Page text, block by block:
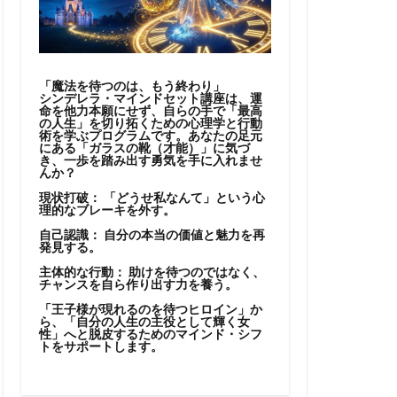
「魔法を待つのは、もう終わり」
シンデレラ・マインドセット講座は、運
命を他力本願にせず、自らの手で「最高
の人生」を切り拓くための心理学と行動
術を学ぶプログラムです。あなたの足元
にある「ガラスの靴（才能）」に気づ
き、一歩を踏み出す勇気を手に入れませ
んか？
現状打破：
「どうせ私なんて」という心
理的なブレーキを外す。
自己認識： 自分の本当の価値と魅力を再
発見する。
主体的な行動： 助けを待つのではなく、
チャンスを自ら作り出す力を養う。
「王子様が現れるのを待つヒロイン」か
ら、「自分の人生の主役として輝く女
性」へと脱皮するためのマインド・シフ
トをサポートします。